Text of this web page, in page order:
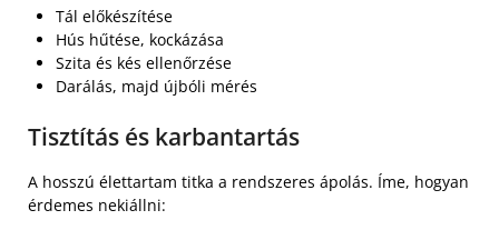
Tál előkészítése
Hús hűtése, kockázása
Szita és kés ellenőrzése
Darálás, majd újbóli mérés
Tisztítás és karbantartás
A hosszú élettartam titka a rendszeres ápolás. Íme, hogyan
érdemes nekiállni: